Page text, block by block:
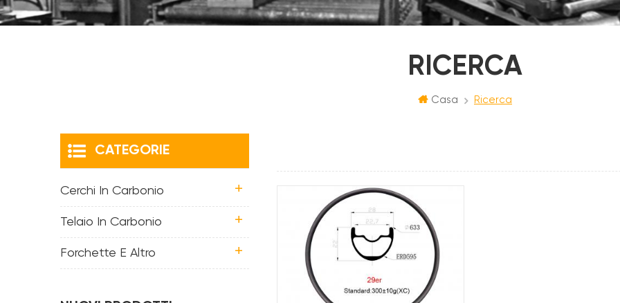
RICERCA
Casa Ricerca
CATEGORIE
Cerchi In Carbonio
Telaio In Carbonio
Forchette E Altro